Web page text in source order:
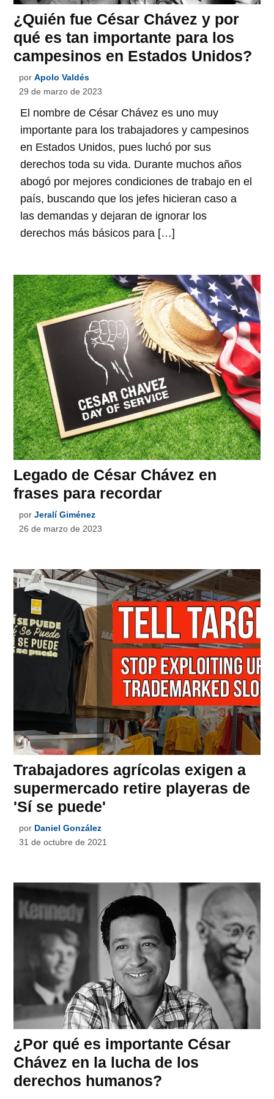
¿Quién fue César Chávez y por
qué es tan importante para los
campesinos en Estados Unidos?
por Apolo Valdés
29 de marzo de 2023
El nombre de César Chávez es uno muy
importante para los trabajadores y campesinos
en Estados Unidos, pues luchó por sus
derechos toda su vida. Durante muchos años
abogó por mejores condiciones de trabajo en el
país, buscando que los jefes hicieran caso a
las demandas y dejaran de ignorar los
derechos más básicos para […]
Legado de César Chávez en
frases para recordar
por Jeralí Giménez
26 de marzo de 2023
Trabajadores agrícolas exigen a
supermercado retire playeras de
'Sí se puede'
por Daniel González
31 de octubre de 2021
¿Por qué es importante César
Chávez en la lucha de los
derechos humanos?